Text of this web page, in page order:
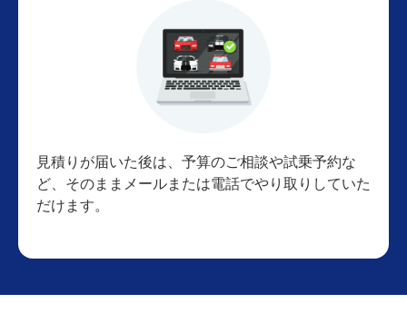
見積りが届いた後は、予算のご相談や試乗予約な
ど、そのままメールまたは電話でやり取りしていた
だけます。